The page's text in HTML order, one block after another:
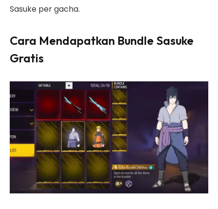
Sasuke per gacha.
Cara Mendapatkan Bundle Sasuke
Gratis